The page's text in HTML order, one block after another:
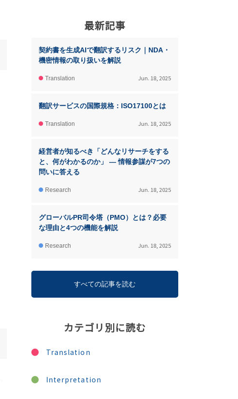
最新記事
契約書を生成AIで翻訳するリスク｜NDA・
機密情報の取り扱いを解説
Translation Jun. 18, 2025
翻訳サービスの国際規格：ISO17100とは
Translation Jun. 18, 2025
経営者が知るべき「どんなリサーチをする
と、何がわかるのか」 ― 情報参謀が7つの
問いに答える
Research Jun. 18, 2025
グローバルPR司令塔（PMO）とは？必要
な理由と4つの機能を解説
Research Jun. 18, 2025
すべての記事を読む
カテゴリ別に読む
Translation
Interpretation